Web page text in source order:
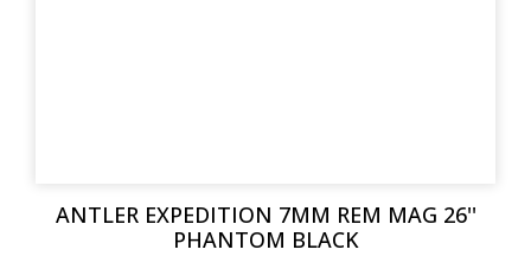
ANTLER EXPEDITION 7MM REM MAG 26''
PHANTOM BLACK